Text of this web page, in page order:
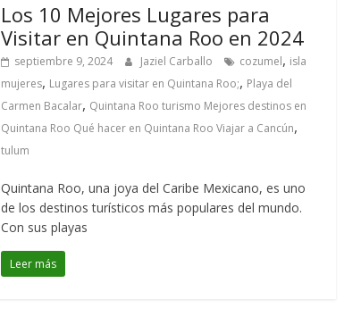
Los 10 Mejores Lugares para
Visitar en Quintana Roo en 2024
septiembre 9, 2024 Jaziel Carballo cozumel, isla
mujeres, Lugares para visitar en Quintana Roo;, Playa del
Carmen Bacalar, Quintana Roo turismo Mejores destinos en
Quintana Roo Qué hacer en Quintana Roo Viajar a Cancún,
tulum
Quintana Roo, una joya del Caribe Mexicano, es uno
de los destinos turísticos más populares del mundo.
Con sus playas
Leer más